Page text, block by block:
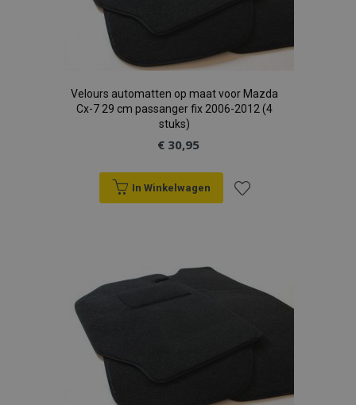
Velours automatten op maat voor Mazda
Cx-7 29 cm passanger fix 2006-2012 (4
stuks)
€ 30,95
In Winkelwagen
aan
verlanglijst